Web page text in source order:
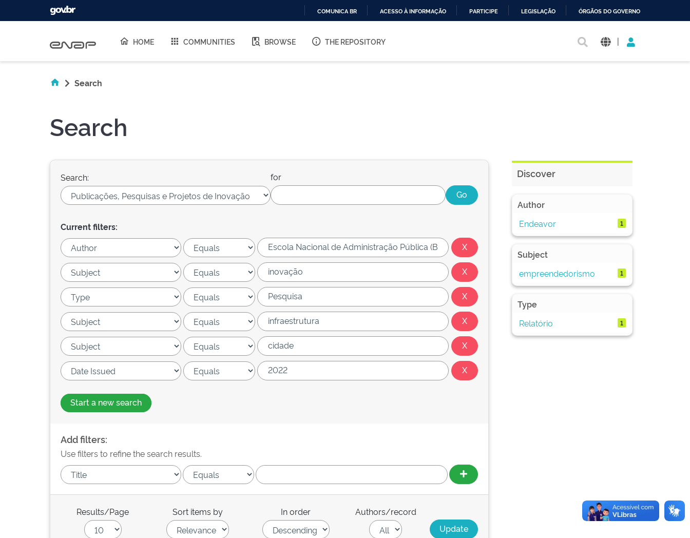
O
COMUNICA BR ACESSO À INFORMAÇÃO PARTICIPE LEGISLAÇÃO ÓRGÃOS DO GOVERNO
HOME COMMUNITIES BROWSE THE REPOSITORY |
Search
Search
Search: for
Current filters:
Start a new search
Add filters:
Use filters to refine the search results.
Results/Page Sort items by In order Authors/record
Discover
Author
Endeavor
1
Subject
empreendedorismo
1
Type
Relatório
1